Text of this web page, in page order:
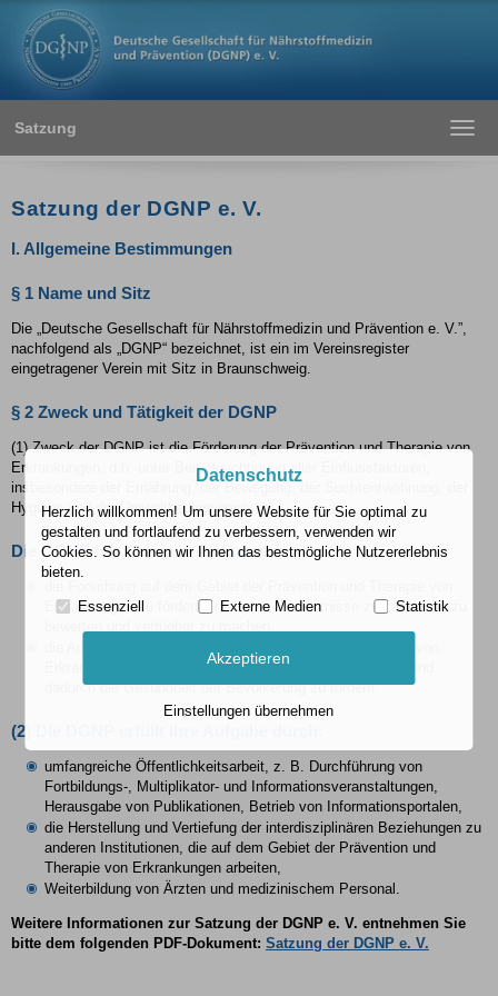
Satzung
Satzung der DGNP e. V.
I. Allgemeine Bestimmungen
§ 1 Name und Sitz
Die „Deutsche Gesellschaft für Nährstoffmedizin und Prävention e. V.”,
nachfolgend als „DGNP“ bezeichnet, ist ein im Vereinsregister
eingetragener Verein mit Sitz in Braunschweig.
§ 2 Zweck und Tätigkeit der DGNP
(1) Zweck der DGNP ist die Förderung der Prävention und Therapie von
Erkrankungen, d.h. unter Berücksichtigung aller Einflussfaktoren,
insbesondere der Ernährung, der Bewegung, der Suchtentwöhnung, der
Hygiene und der Umweltbedingungen.
Die DGNP hat sich zum Ziel gesetzt:
Erkrankungen zu fördern und deren Erkenntnisse zu sammeln, zu
Erkrankungen voranzubringen, deren Qualität zu sichern und
dadurch die Gesundheit der Bevölkerung zu fördern.
(2)
umfangreiche Öffentlichkeitsarbeit, z. B. Durchführung von
Fortbildungs-, Multiplikator- und Informationsveranstaltungen,
Herausgabe von Publikationen, Betrieb von Informationsportalen,
die Herstellung und Vertiefung der interdisziplinären Beziehungen zu
anderen Institutionen, die auf dem Gebiet der Prävention und
Therapie von Erkrankungen arbeiten,
Weiterbildung von Ärzten und medizinischem Personal.
Weitere Informationen zur Satzung der DGNP e. V. entnehmen Sie
bitte dem folgenden PDF-Dokument: Satzung der DGNP e. V.
Datenschutz
Herzlich willkommen! Um unsere Website für Sie optimal zu
gestalten und fortlaufend zu verbessern, verwenden wir
Cookies. So können wir Ihnen das bestmögliche Nutzererlebnis
bieten.
Essenziell Externe Medien Statistik
Akzeptieren
Einstellungen übernehmen